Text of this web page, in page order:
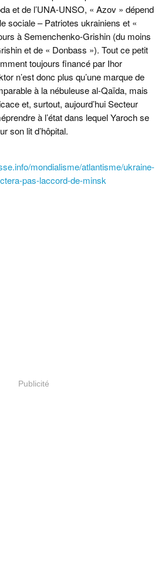
et de l’UNA-UNSO, « Azov » dépend
sociale – Patriotes ukrainiens et «
à Semenchenko-Grishin (du moins
et de « Donbass »). Tout ce petit
toujours financé par Ihor
n’est donc plus qu’une marque de
à la nébuleuse al-Qaïda, mais
et, surtout, aujourd’hui Secteur
à l’état dans lequel Yaroch se
son lit d’hôpital.
mondialisme/atlantisme/ukraine-
pas-laccord-de-minsk
Publicité